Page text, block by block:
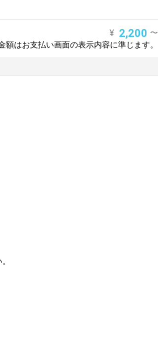
¥ 2,200 〜
額はお支払い画面の表示内容に準じます。